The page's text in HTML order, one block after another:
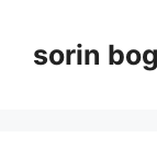
contentsorin